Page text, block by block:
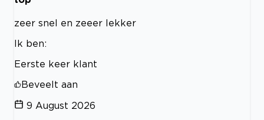
zeer snel en zeeer lekker
Ik ben:
Eerste keer klant
Beveelt aan
9 August 2026